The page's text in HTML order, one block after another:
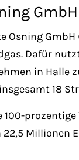
GmbH
Osning
Dafür
in
18
100-
Millionen